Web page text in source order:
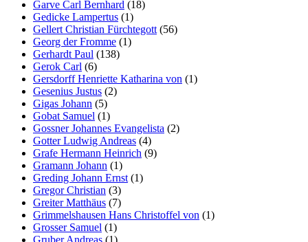
Garve Carl Bernhard (18)
Gedicke Lampertus (1)
Gellert Christian Fürchtegott (56)
Georg der Fromme (1)
Gerhardt Paul (138)
Gerok Carl (6)
Gersdorff Henriette Katharina von (1)
Gesenius Justus (2)
Gigas Johann (5)
Gobat Samuel (1)
Gossner Johannes Evangelista (2)
Gotter Ludwig Andreas (4)
Grafe Hermann Heinrich (9)
Gramann Johann (1)
Greding Johann Ernst (1)
Gregor Christian (3)
Greiter Matthäus (7)
Grimmelshausen Hans Christoffel von (1)
Grosser Samuel (1)
Gruber Andreas (1)